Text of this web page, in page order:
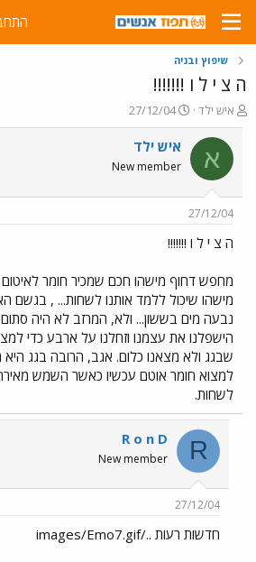
שיפוץ ובניה
ה צ י ל ו !!!!!!!
פ
ו
ת
ח
ה
ש
א
איש ילד
פ
ו
ר
ם
ר
27/12/04
א איש ילד
New member
27/12/04
ה צ י ל ו !!!!!!!
מחפש דחוף מישהו חכם שמכיר חומר לאיטום
מישהו שיכול ללמד אותנו לשחות... , בגשם
נבעה מים בששון... ולא, המרזב לא היה סתום
הישפלנו את עצמנו וזחלנו על ארבע כדי
שבגג ולא מצאנו כלום. אגב, הרובה בגג היא
למצוא חומר אוטם עכשיו כאשר השמש מאירה
לשחות.
R
R o n D
New member
27/12/04
חדשות רעות ../images/Emo7.gif